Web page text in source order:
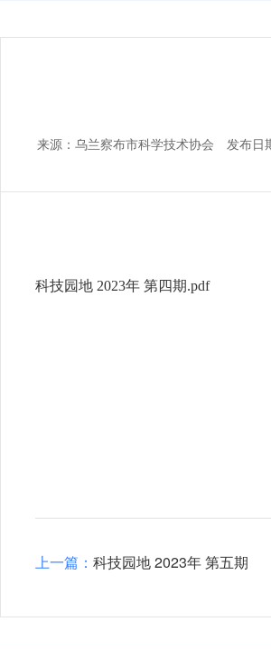
来源：乌兰察布市科学技术协会 发布
科技园地 2023年 第四期.pdf
上一篇： 科技园地 2023年 第五期